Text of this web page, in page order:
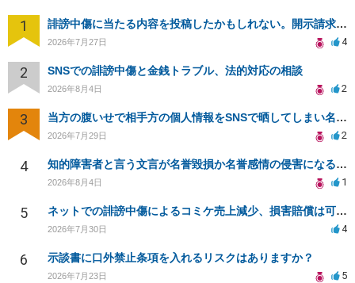
1 誹謗中傷に当たる内容を投稿したかもしれない。開示請求や民事刑事裁判に発展しうるのか教えて欲しい。
2026年7月27日 4
2 SNSでの誹謗中傷と金銭トラブル、法的対応の相談
2026年8月4日 2
3 当方の腹いせで相手方の個人情報をSNSで晒してしまい名誉毀損させてしまったかもしれない
2026年7月29日 2
4 知的障害者と言う文言が名誉毀損か名誉感情の侵害になるか教えてほしい。
2026年8月4日 1
5 ネットでの誹謗中傷によるコミケ売上減少、損害賠償は可能か？
2026年7月30日 4
6 示談書に口外禁止条項を入れるリスクはありますか？
2026年7月23日 5